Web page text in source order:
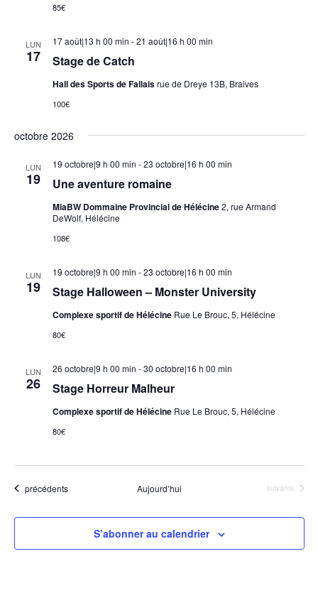
85€
LUN
17 Stage de Catch
17 août|13 h 00 min -21 août|16 h 00 min
Hall des Sports de Fallaisrue de Dreye 13B, Braives
100€
octobre 2026
LUN
19 Une aventure romaine
19 octobre|9 h 00 min -23 octobre|16 h 00 min
MiaBW Dommaine Provincial de Hélécine2, rue Armand
DeWolf, Hélécine
108€
LUN
19 Stage Halloween – Monster University
19 octobre|9 h 00 min -23 octobre|16 h 00 min
Complexe sportif de Hélécine Rue Le Brouc, 5, Hélécine
80€
LUN
26 Stage Horreur Malheur
26 octobre|9 h 00 min -30 octobre|16 h 00 min
Complexe sportif de Hélécine Rue Le Brouc, 5, Hélécine
80€
Évènements
précédents Aujourd’hui Évènements
suivants
S’abonner au calendrier